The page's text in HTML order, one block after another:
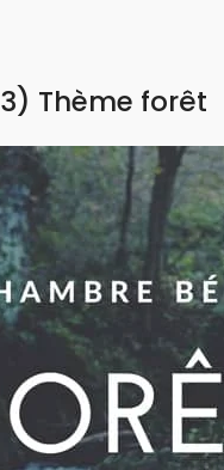
3) Thème forêt